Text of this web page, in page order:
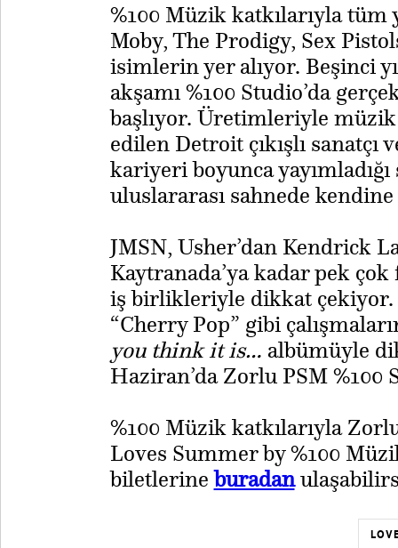
%100 Müzik katkılarıyla
Moby, The Prodigy, Sex
isimlerin yer alıyor. Beşinci
akşamı %100 Studio’da
başlıyor. Üretimleriyle
edilen Detroit çıkışlı sanatçı
kariyeri boyunca
uluslararası sahnede
JMSN, Usher’dan Kendrick
Kaytranada’ya kadar pek
iş birlikleriyle dikkat çekiyor.
“Cherry Pop” gibi
you think it is… albümüyle
Haziran’da Zorlu PSM %100
​%100 Müzik katkılarıyla
Loves Summer by %100
biletlerineburadan